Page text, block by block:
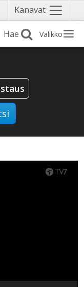
Kanavat Näytä
valikko
Valikko